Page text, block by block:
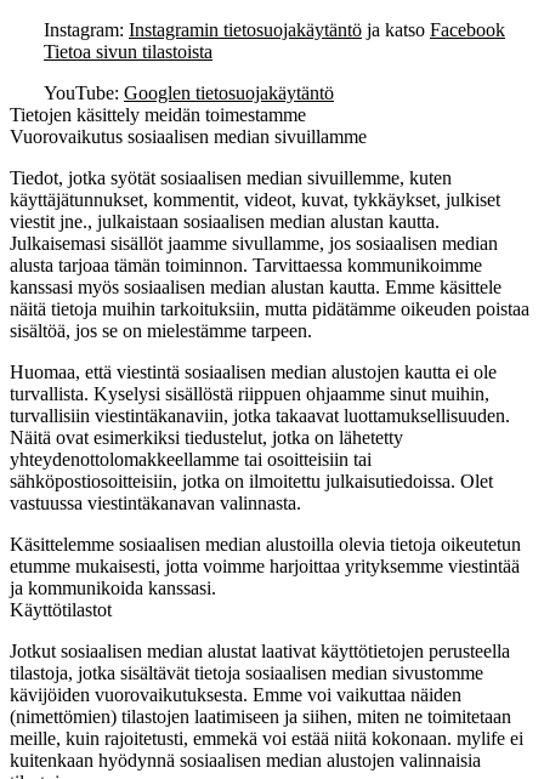
Instagram: Instagramin tietosuojakäytäntö ja katso Facebook
Tietoa sivun tilastoista
YouTube: Googlen tietosuojakäytäntö
Tietojen käsittely meidän toimestamme
Vuorovaikutus sosiaalisen median sivuillamme
Tiedot, jotka syötät sosiaalisen median sivuillemme, kuten
käyttäjätunnukset, kommentit, videot, kuvat, tykkäykset, julkiset
viestit jne., julkaistaan sosiaalisen median alustan kautta.
Julkaisemasi sisällöt jaamme sivullamme, jos sosiaalisen median
alusta tarjoaa tämän toiminnon. Tarvittaessa kommunikoimme
kanssasi myös sosiaalisen median alustan kautta. Emme käsittele
näitä tietoja muihin tarkoituksiin, mutta pidätämme oikeuden poistaa
sisältöä, jos se on mielestämme tarpeen.
Huomaa, että viestintä sosiaalisen median alustojen kautta ei ole
turvallista. Kyselysi sisällöstä riippuen ohjaamme sinut muihin,
turvallisiin viestintäkanaviin, jotka takaavat luottamuksellisuuden.
Näitä ovat esimerkiksi tiedustelut, jotka on lähetetty
yhteydenottolomakkeellamme tai osoitteisiin tai
sähköpostiosoitteisiin, jotka on ilmoitettu julkaisutiedoissa. Olet
vastuussa viestintäkanavan valinnasta.
Käsittelemme sosiaalisen median alustoilla olevia tietoja oikeutetun
etumme mukaisesti, jotta voimme harjoittaa yrityksemme viestintää
ja kommunikoida kanssasi.
Käyttötilastot
Jotkut sosiaalisen median alustat laativat käyttötietojen perusteella
tilastoja, jotka sisältävät tietoja sosiaalisen median sivustomme
kävijöiden vuorovaikutuksesta. Emme voi vaikuttaa näiden
(nimettömien) tilastojen laatimiseen ja siihen, miten ne toimitetaan
meille, kuin rajoitetusti, emmekä voi estää niitä kokonaan. mylife ei
kuitenkaan hyödynnä sosiaalisen median alustojen valinnaisia